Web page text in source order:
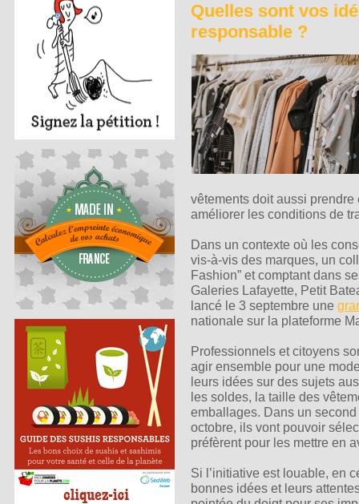
Quelles sont vos
responsable ?
vêtements doit aussi
améliorer les conditions de
Dans un contexte où les
vis-à-vis des marques, un
Fashion” et comptant dans
Galeries Lafayette, Petit
lancé le 3 septembre une
nationale sur la plateforme
Professionnels et citoyens
agir ensemble pour une
leurs idées sur des sujets
les soldes, la taille des
emballages. Dans un
octobre, ils vont pouvoir
préfèrent pour les mettre en
Si l’initiative est louable, en
bonnes idées et leurs